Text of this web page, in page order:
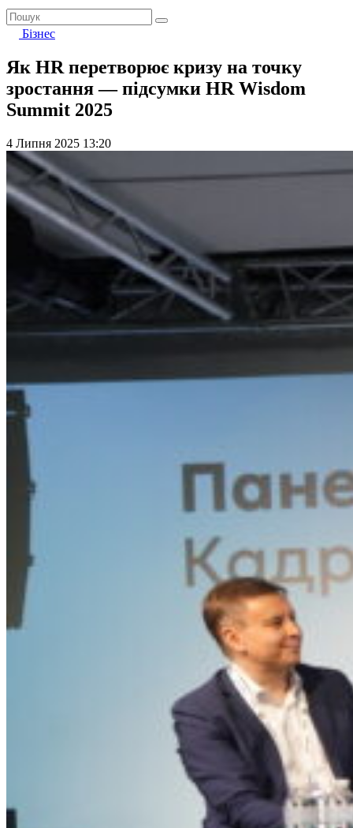
Бізнес
Як HR перетворює кризу на точку
зростання — підсумки HR Wisdom
Summit 2025
4 Липня 2025 13:20